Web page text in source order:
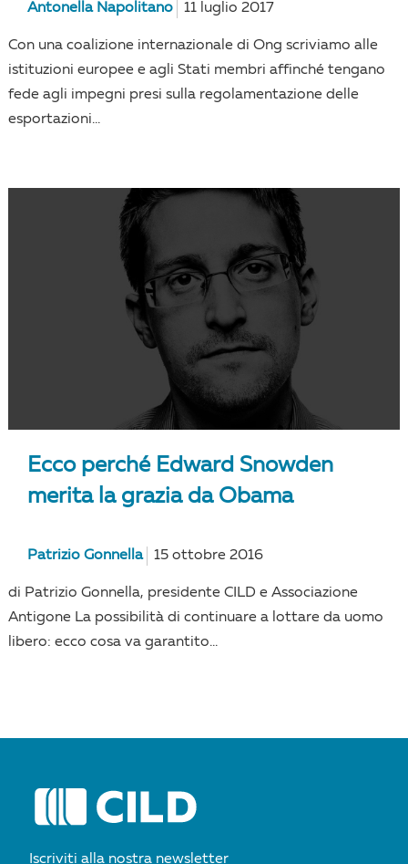
Antonella Napolitano 11 luglio 2017
Con una coalizione internazionale di Ong scriviamo alle
istituzioni europee e agli Stati membri affinché tengano
fede agli impegni presi sulla regolamentazione delle
esportazioni...
Ecco perché Edward Snowden
merita la grazia da Obama
Patrizio Gonnella 15 ottobre 2016
di Patrizio Gonnella, presidente CILD e Associazione
Antigone La possibilità di continuare a lottare da uomo
libero: ecco cosa va garantito...
Iscriviti alla nostra newsletter